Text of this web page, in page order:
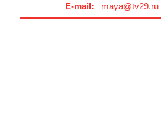
E-mail: maya@tv29.ru